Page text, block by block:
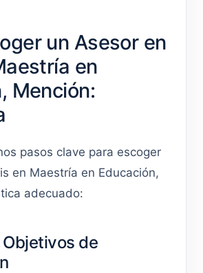
un Asesor en
en
Mención:
pasos clave para escoger
en Maestría en Educación,
adecuado:
Objetivos de